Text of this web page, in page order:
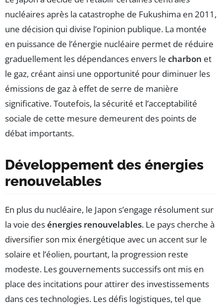
nucléaires après la catastrophe de Fukushima en 2011,
une décision qui divise l’opinion publique. La montée
en puissance de l’énergie nucléaire permet de réduire
graduellement les dépendances envers le charbon et
le gaz, créant ainsi une opportunité pour diminuer les
émissions de gaz à effet de serre de manière
significative. Toutefois, la sécurité et l’acceptabilité
sociale de cette mesure demeurent des points de
débat importants.
Développement des énergies
renouvelables
En plus du nucléaire, le Japon s’engage résolument sur
la voie desénergies renouvelables. Le pays cherche à
diversifier son mix énergétique avec un accent sur le
solaire et l’éolien, pourtant, la progression reste
modeste. Les gouvernements successifs ont mis en
place des incitations pour attirer des investissements
dans ces technologies. Les défis logistiques, tel que